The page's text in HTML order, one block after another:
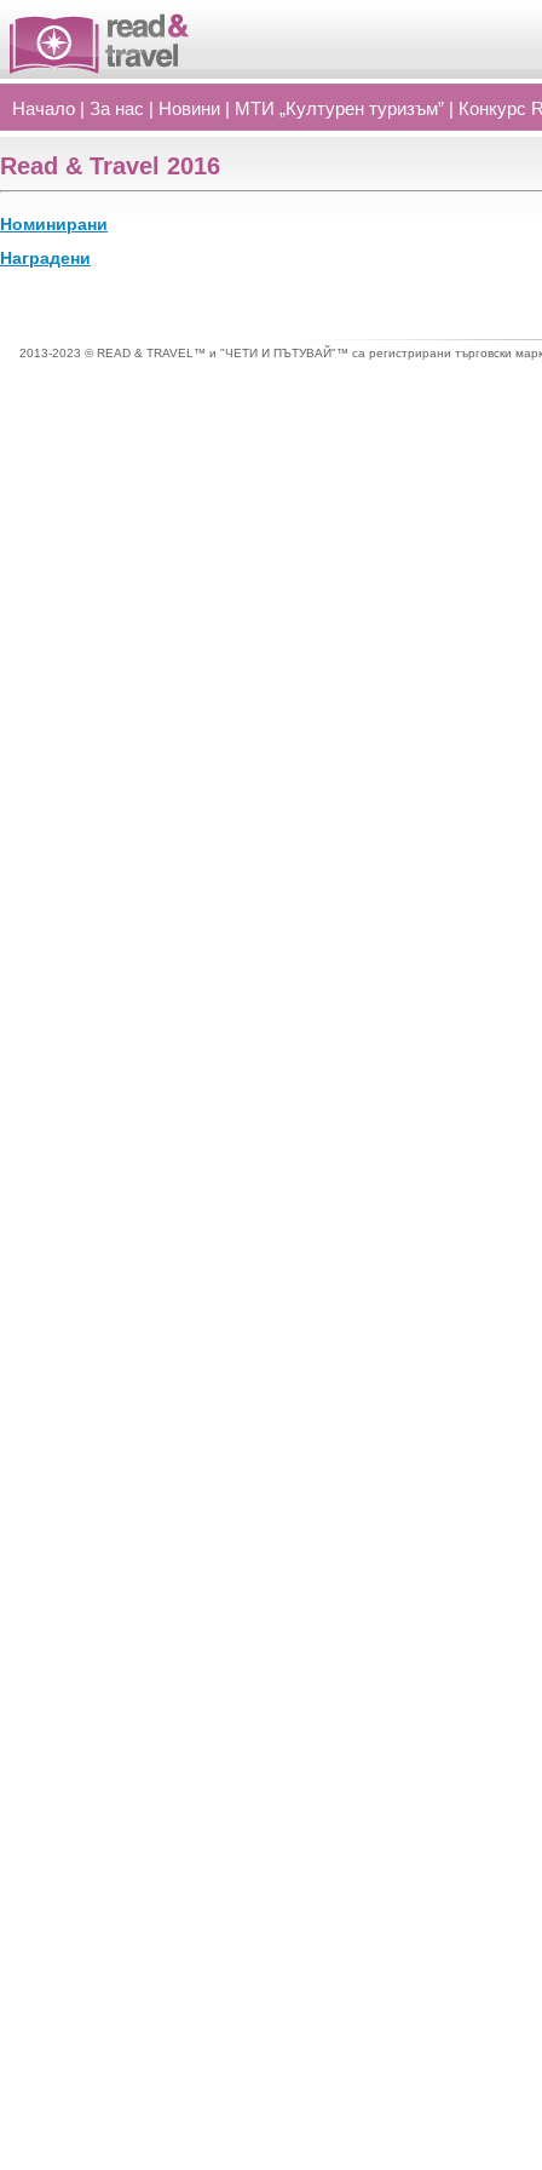
Начало | За нас | Новини | МТИ „Културен туризъм” | Конкурс
Read & Travel 2016
Номинирани
Наградени
2013-2023 © READ & TRAVEL™ и "ЧЕТИ И ПЪТУВАЙ"™ са регистрирани търговски